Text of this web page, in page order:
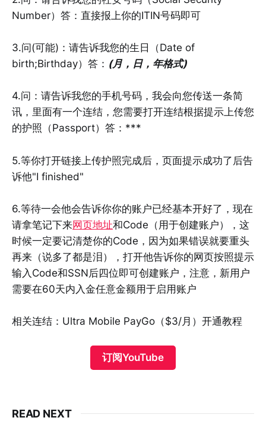
Number）答：直接报上你的ITIN号码即可
3.问(可能)：请告诉我您的生日（Date of
birth;Birthday）答： (月，日，年格式)
4.问：请告诉我您的手机号码，我会向您传送一条简
讯，里面有一个连结，您需要打开连结根据提示上传您
的护照（Passport）答：***
5.等你打开链接上传护照完成后，页面提示成功了后告
诉他"I finished"
6.等待一会他会告诉你你的账户已经基本开好了，现在
请拿笔记下来网页地址和Code（用于创建账户），这
时候一定要记清楚你的Code，因为如果错误就要重头
再来（说多了都是泪），打开他告诉你的网页按照提示
输入Code和SSN后四位即可创建账户，注意，新用户
需要在60天内入金任意金额用于启用账户
相关连结：Ultra Mobile PayGo（$3/月）开通教程
订阅YouTube
READ NEXT